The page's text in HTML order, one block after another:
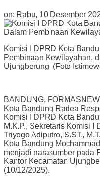
on: Rabu, 10 Desember
Komisi I DPRD Kota
Pembinaan Kewilayahan,
Ujungberung. (Foto
BANDUNG,
Kota Bandung Radea
Komisi I DPRD Kota
M.K.P., Sekretaris Komisi I
Triyogo Adiputro, S.ST.,
Kota Bandung
menjadi narasumber pada
Kantor Kecamatan
(10/12/2025).